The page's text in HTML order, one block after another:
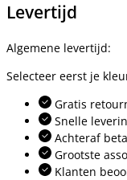
Levertijd
Algemene levertijd:
Selecteer eerst je
Gratis
Snelle
Achteraf
Grootste
Klanten